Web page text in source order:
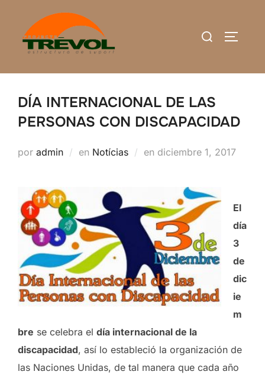
contenido
Buscar:
DÍA INTERNACIONAL DE LAS
PERSONAS CON DISCAPACIDAD
por admin en Notícias en Publicado
diciembre 1, 2017
El
día
3
de
dic
ie
m
bre se celebra el día internacional de la
discapacidad, así lo estableció la organización de
las Naciones Unidas, de tal manera que cada año